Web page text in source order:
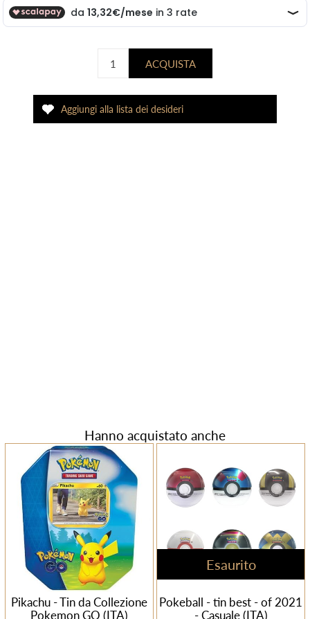
Hanno acquistato anche
Pikachu - Tin da Collezione
Pokemon GO (ITA)
Esaurito
Pokeball - tin best - of 2021
- Casuale (ITA)